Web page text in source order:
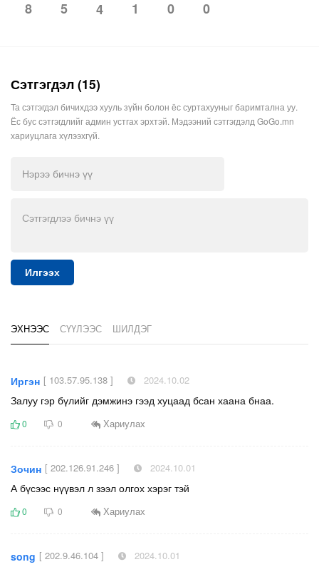
8 5 4 1 0 0
Сэтгэгдэл (15)
Та сэтгэгдэл бичихдээ хууль зүйн болон ёс суртахууныг баримтална уу.
Ёс бус сэтгэгдлийг админ устгах эрхтэй. Мэдээний сэтгэгдэлд GoGo.mn
хариуцлага хүлээхгүй.
Илгээх
ЭХНЭЭС СҮҮЛЭЭС ШИЛДЭГ
Иргэн [ 103.57.95.138 ] 2024.10.02
Залуу гэр бүлийг дэмжинэ гээд хуцаад бсан хаана бнаа.
0 0 Хариулах
Зочин [ 202.126.91.246 ] 2024.10.01
А бүсээс нүүвэл л зээл олгох хэрэг тэй
0 0 Хариулах
song [ 202.9.46.104 ] 2024.10.01